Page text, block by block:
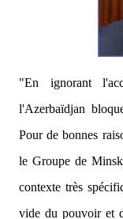
"En ignorant
l'Azerbaïdjan
Pour de bonnes
le Groupe de
contexte très
vide du pouvoir et